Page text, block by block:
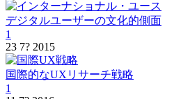
デジタルユーザーの文化的側面
1
23 7? 2015
国際的なUXリサーチ戦略
1